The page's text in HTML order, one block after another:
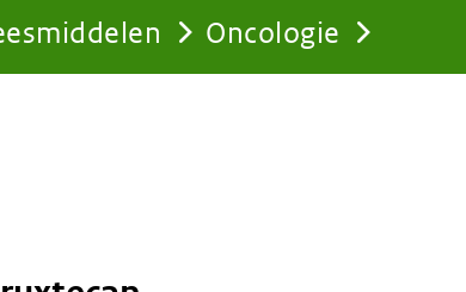
Oncologie